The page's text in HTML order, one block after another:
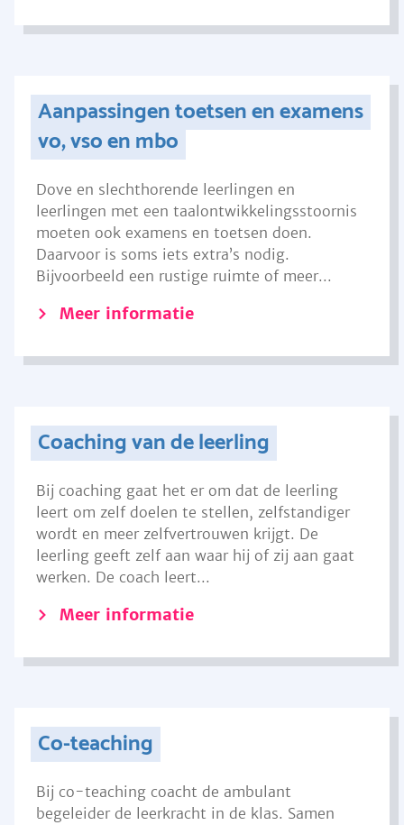
Aanpassingen toetsen en examens
vo, vso en mbo
Dove en slechthorende leerlingen en
leerlingen met een taalontwikkelingsstoornis
moeten ook examens en toetsen doen.
Daarvoor is soms iets extra’s nodig.
Bijvoorbeeld een rustige ruimte of meer...
Meer informatie
Coaching van de leerling
Bij coaching gaat het er om dat de leerling
leert om zelf doelen te stellen, zelfstandiger
wordt en meer zelfvertrouwen krijgt. De
leerling geeft zelf aan waar hij of zij aan gaat
werken. De coach leert...
Meer informatie
Co-teaching
Bij co-teaching coacht de ambulant
begeleider de leerkracht in de klas. Samen